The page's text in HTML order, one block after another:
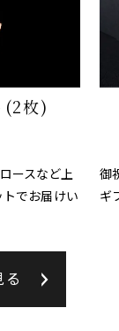
(2枚)
ースなど上
でお届けい
御
ギ
る